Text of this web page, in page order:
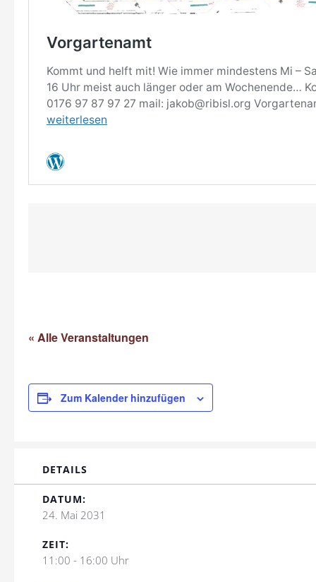
« Alle Veranstaltungen
Zum Kalender hinzufügen
DETAILS
DATUM:
24. Mai 2031
ZEIT:
11:00 - 16:00 Uhr